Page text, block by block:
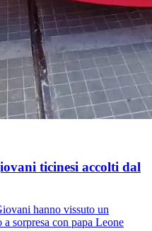
ticinesi accolti dal
hanno vissuto un
sorpresa con papa Leone